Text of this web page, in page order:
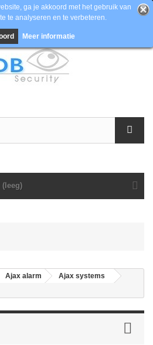
ons
(leeg)
ga je akkoord met het gebruik van
te analyseren en te verbeteren.
Meer informatie
Ajax alarm
Ajax systems